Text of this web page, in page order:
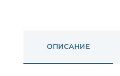
ОПИСАНИЕ